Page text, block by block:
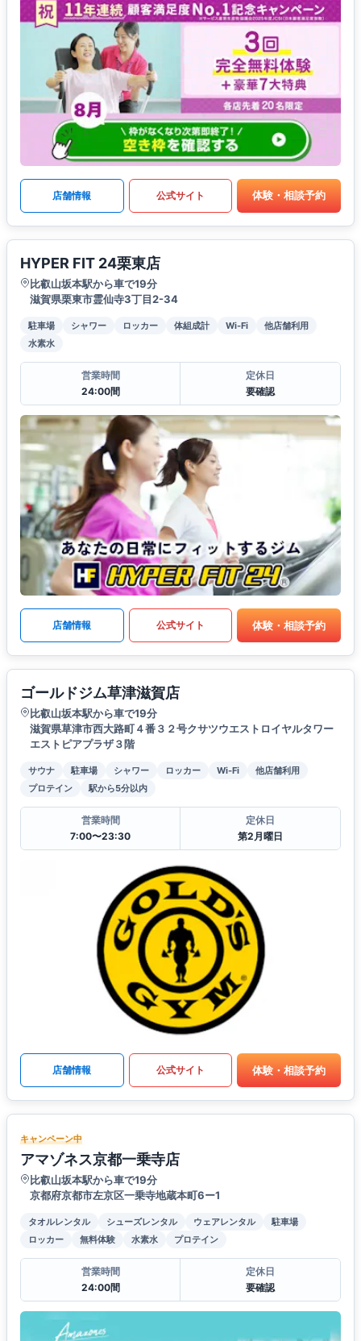
店舗情報 公式サイト 体験・相談予約
HYPER FIT 24栗東店
比叡山坂本駅から車で19分
滋賀県栗東市霊仙寺3丁目2-34
駐車場 シャワー ロッカー 体組成計 Wi-Fi
他店舗利用
水素水
営業時間
24:00間
定休日
要確認
店舗情報 公式サイト 体験・相談予約
ゴールドジム草津滋賀店
比叡山坂本駅から車で19分
滋賀県草津市西大路町４番３２号クサツウエストロイヤルタワー
エストピアプラザ３階
サウナ 駐車場 シャワー ロッカー Wi-Fi
他店舗利用
プロテイン
駅から5分以内
営業時間
7:00〜23:30
定休日
第2月曜日
店舗情報 公式サイト 体験・相談予約
キャンペーン中
アマゾネス京都一乗寺店
比叡山坂本駅から車で19分
京都府京都市左京区一乗寺地蔵本町6ー1
タオルレンタル シューズレンタル ウェアレンタル
駐車場
ロッカー
無料体験 水素水 プロテイン
営業時間
24:00間
定休日
要確認